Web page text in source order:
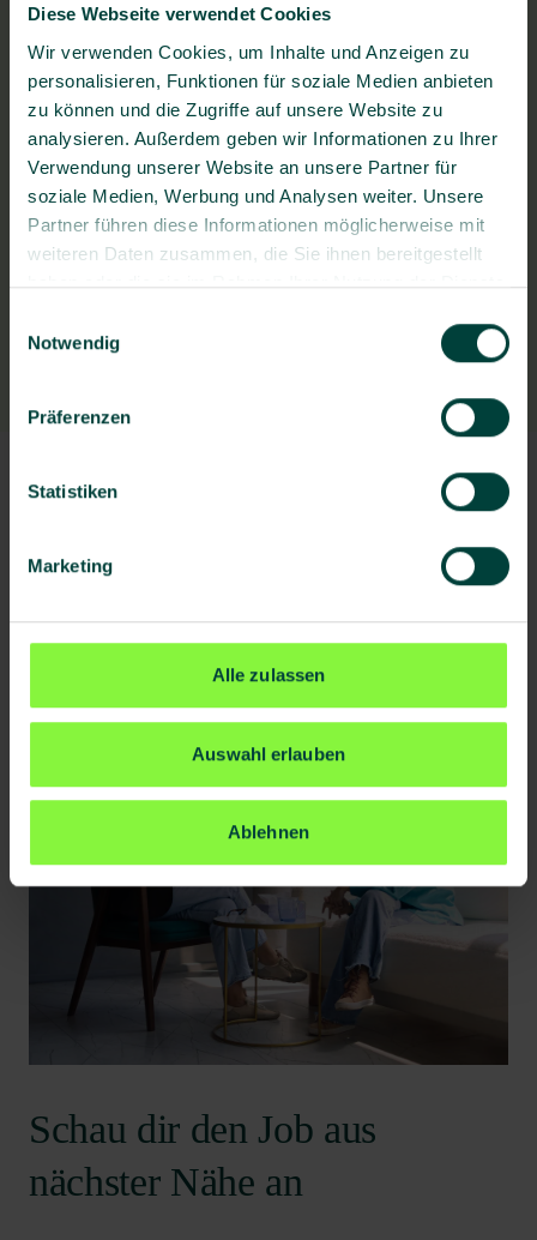
Diese Webseite verwendet Cookies
Wir verwenden Cookies, um Inhalte und Anzeigen zu
personalisieren, Funktionen für soziale Medien anbieten
zu können und die Zugriffe auf unsere Website zu
analysieren. Außerdem geben wir Informationen zu Ihrer
Verwendung unserer Website an unsere Partner für
soziale Medien, Werbung und Analysen weiter. Unsere
Partner führen diese Informationen möglicherweise mit
weiteren Daten zusammen, die Sie ihnen bereitgestellt
haben oder die sie im Rahmen Ihrer Nutzung der Dienste
Notwendig
Präferenzen
Statistiken
Marketing
Alle zulassen
Auswahl erlauben
Ablehnen
BG prevent Gesundheitszentrum
Barkhausenstr. 22, 27568 Bremerhaven
Fragen zum Bewerbungsprozess?
Stellenangebot teilen
Schau dir den Job aus
nächster Nähe an